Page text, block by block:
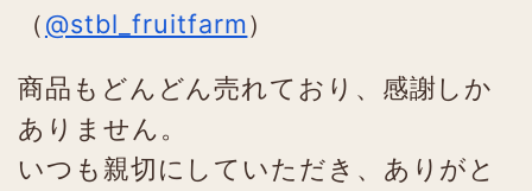
（@stbl_fruitfarm）
商品もどんどん売れており、感謝しか
ありません。
いつも親切にしていただき、ありがと